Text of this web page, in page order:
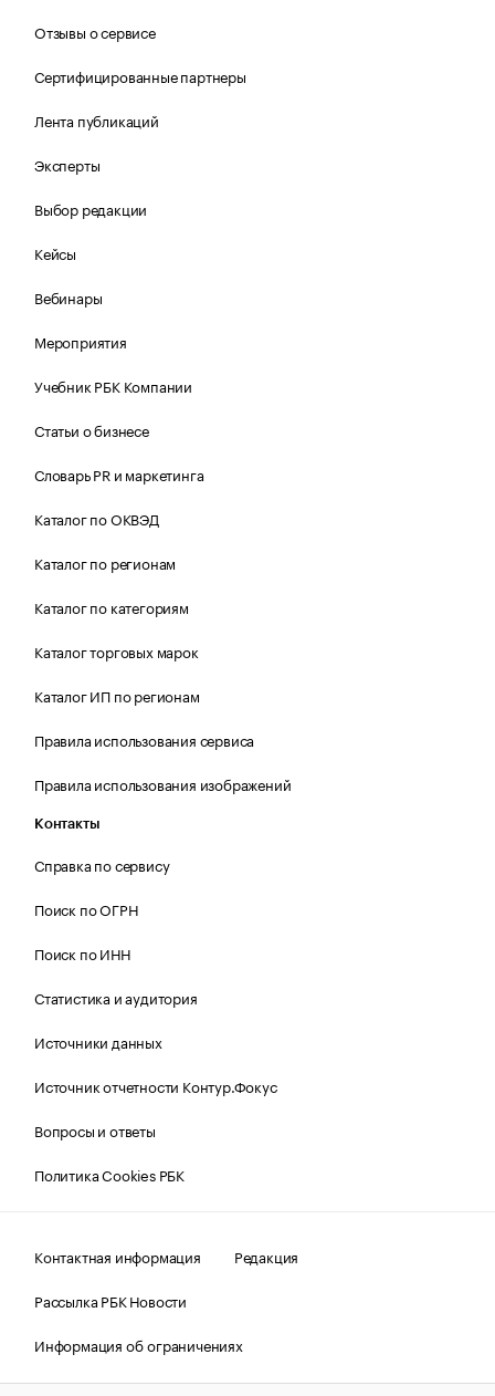
Отзывы о сервисе
Сертифицированные партнеры
Лента публикаций
Эксперты
Выбор редакции
Кейсы
Вебинары
Мероприятия
Учебник РБК Компании
Статьи о бизнесе
Словарь PR и маркетинга
Каталог по ОКВЭД
Каталог по регионам
Каталог по категориям
Каталог торговых марок
Каталог ИП по регионам
Правила использования сервиса
Правила использования изображений
Контакты
Справка по сервису
Поиск по ОГРН
Поиск по ИНН
Статистика и аудитория
Источники данных
Источник отчетности Контур.Фокус
Вопросы и ответы
Политика Cookies РБК
Контактная информация
Редакция
Рассылка РБК Новости
Информация об ограничениях
Правовая информация
О соблюдении авторских прав